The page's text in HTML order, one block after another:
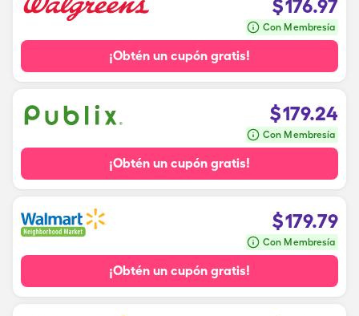
$176.97
Con Membresía
¡Obtén un cupón gratis!
$179.24
Con Membresía
¡Obtén un cupón gratis!
$179.79
Con Membresía
¡Obtén un cupón gratis!